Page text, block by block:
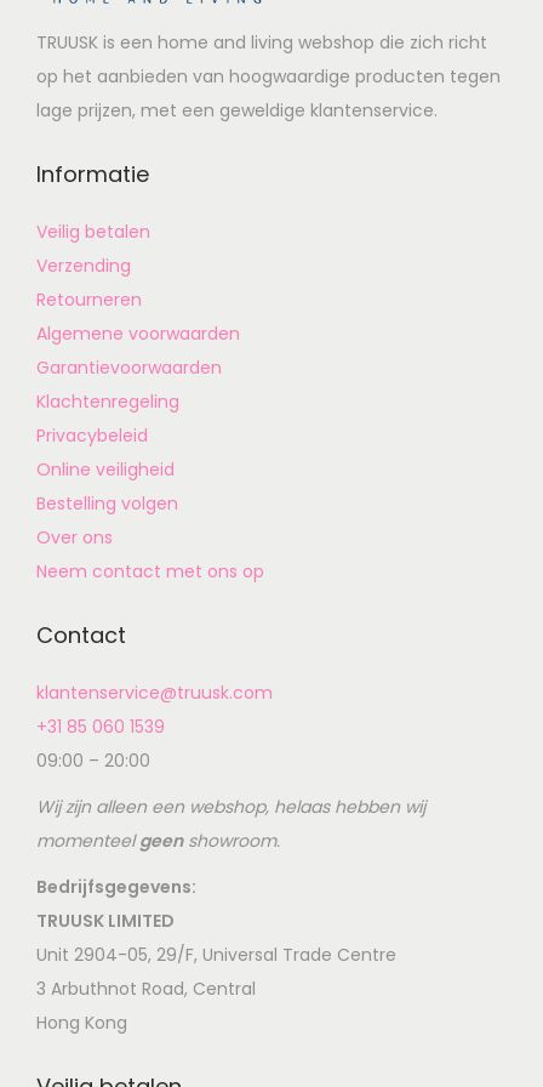
TRUUSK is een home and living webshop die zich richt
op het aanbieden van hoogwaardige producten tegen
lage prijzen, met een geweldige klantenservice.
Informatie
Veilig betalen
Verzending
Retourneren
Algemene voorwaarden
Garantievoorwaarden
Klachtenregeling
Privacybeleid
Online veiligheid
Bestelling volgen
Over ons
Neem contact met ons op
Contact
klantenservice@truusk.com
+31 85 060 1539
09:00 – 20:00
Wij zijn alleen een webshop, helaas hebben wij
momenteelgeenshowroom.
Bedrijfsgegevens:
TRUUSK LIMITED
Unit 2904-05, 29/F, Universal Trade Centre
3 Arbuthnot Road, Central
Hong Kong